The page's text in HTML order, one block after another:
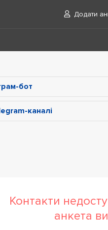
Додати
бот
каналі
Контакти
анкета